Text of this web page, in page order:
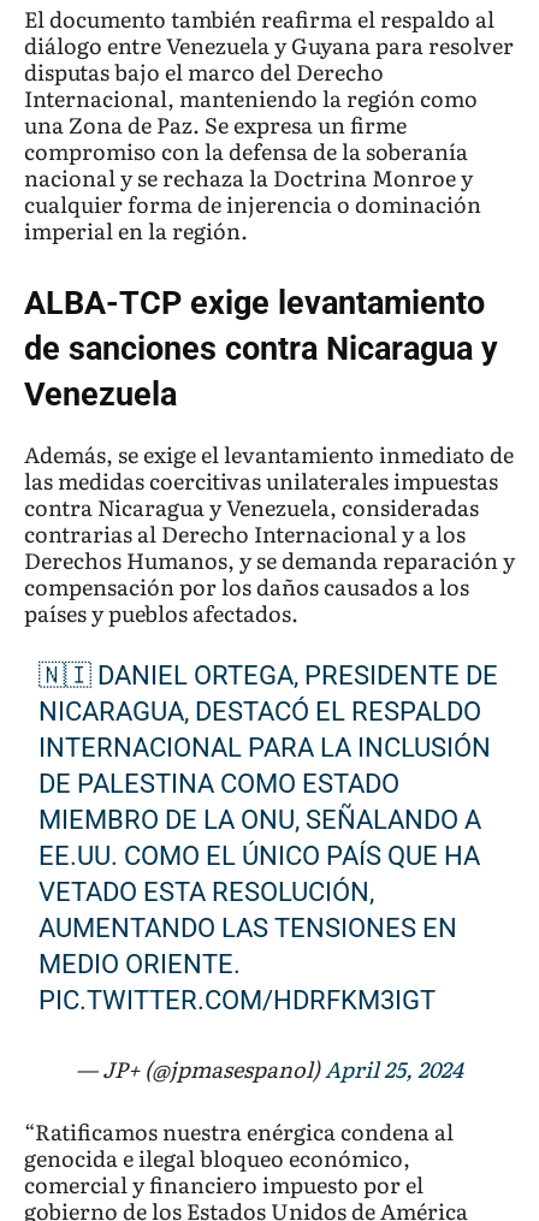
El documento también reafirma el respaldo al
diálogo entre Venezuela y Guyana para resolver
disputas bajo el marco del Derecho
Internacional, manteniendo la región como
una Zona de Paz. Se expresa un firme
compromiso con la defensa de la soberanía
nacional y se rechaza la Doctrina Monroe y
cualquier forma de injerencia o dominación
imperial en la región.
ALBA-TCP exige levantamiento
de sanciones contra Nicaragua y
Venezuela
Además, se exige el levantamiento inmediato de
las medidas coercitivas unilaterales impuestas
contra Nicaragua y Venezuela, consideradas
contrarias al Derecho Internacional y a los
Derechos Humanos, y se demanda reparación y
compensación por los daños causados a los
países y pueblos afectados.
🇳🇮 DANIEL ORTEGA, PRESIDENTE DE
NICARAGUA, DESTACÓ EL RESPALDO
INTERNACIONAL PARA LA INCLUSIÓN
DE PALESTINA COMO ESTADO
MIEMBRO DE LA ONU, SEÑALANDO A
EE.UU. COMO EL ÚNICO PAÍS QUE HA
VETADO ESTA RESOLUCIÓN,
AUMENTANDO LAS TENSIONES EN
MEDIO ORIENTE.
PIC.TWITTER.COM/HDRFKM3IGT
— JP+ (@jpmasespanol)April 25, 2024
“Ratificamos nuestra enérgica condena al
genocida e ilegal bloqueo económico,
comercial y financiero impuesto por el
gobierno de los Estados Unidos de América